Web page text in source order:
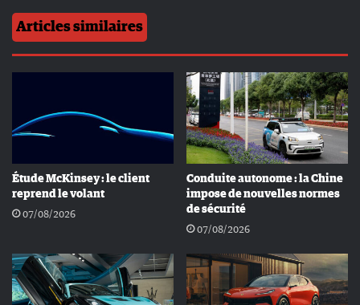
Articles similaires
Étude McKinsey : le client
reprend le volant
07/08/2026
Conduite autonome : la Chine
impose de nouvelles normes
de sécurité
07/08/2026